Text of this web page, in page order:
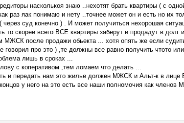
насколькоя знаю ..нехотят брать квартиры ( с
раз яак понимаю и нету ..точнее может он и есть но их
через суд конечно ) . И может получиться нехорошая
то скорее всего ВСЕ квартиры заберут и продадут в долг
МЖСК после продажи обьекта ... хотя опять же если
говорил про это ) ,те должны все равно получить чтото
лишь в сроках ...
с коперативом ,тем ломаем что делать ...
и передать нам это жилье должен МЖСК и Альт-к в лице
у него на это есть все наши полномочия как